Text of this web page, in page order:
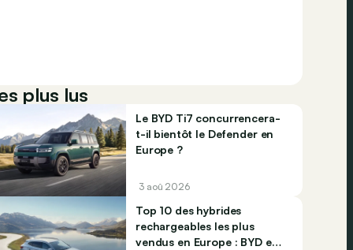
plus lus
Le BYD Ti7 concurrencera-
t-il bientôt le Defender en
Europe ?
3 aoû 2026
Top 10 des hybrides
rechargeables les plus
vendus en Europe : BYD et